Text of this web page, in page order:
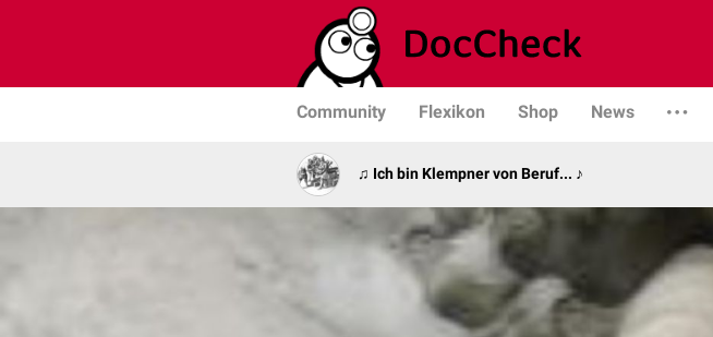
Community Flexikon Shop News
♫ Ich bin Klempner von Beruf... ♪